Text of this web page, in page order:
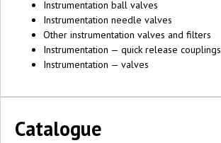
Instrumentation ball valves
Instrumentation needle valves
Other instrumentation valves and filters
Instrumentation — quick release couplings
Instrumentation — valves
Catalogue